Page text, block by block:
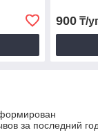
900₸/
за последний